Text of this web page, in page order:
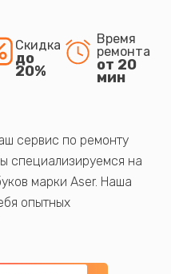
Скидка
до
20%
Время
ремонта
от 20
мин
сервис по ремонту
специализируемся на
марки Aser. Наша
опытных
знаниями и
ремонт с